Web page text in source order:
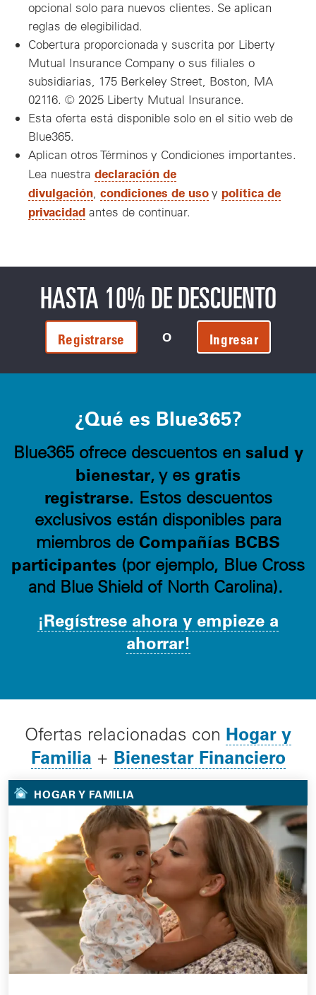
opcional solo para nuevos clientes. Se aplican
reglas de elegibilidad.
Cobertura proporcionada y suscrita por Liberty
Mutual Insurance Company o sus filiales o
subsidiarias, 175 Berkeley Street, Boston, MA
02116. © 2025 Liberty Mutual Insurance.
Esta oferta está disponible solo en el sitio web de
Blue365.
Aplican otros Términos y Condiciones importantes.
Lea nuestra declaración de
divulgación condiciones de usoy política de
privacidad antes de continuar.
HASTA 10% DE DESCUENTO
Registrarse O Ingresar
¿Qué es Blue365?
Blue365 ofrece descuentos en salud y
bienestar, y es gratis
registrarse. Estos descuentos
exclusivos están disponibles para
miembros de Compañías BCBS
participantes (por ejemplo, Blue Cross
and Blue Shield of North Carolina).
¡Regístrese ahora y empieze a
ahorrar!
Ofertas relacionadas con Hogar y
Familia + Bienestar Financiero
HOGAR Y FAMILIA